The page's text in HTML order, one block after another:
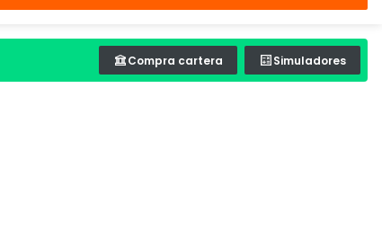
Compra cartera Simuladores